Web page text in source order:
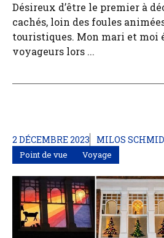
Désireux d’être le premier à
cachés, loin des foules
touristiques. Mon mari et moi
voyageurs lors ...
2 DÉCEMBRE 2023 MILOS
Point de vue Voyage